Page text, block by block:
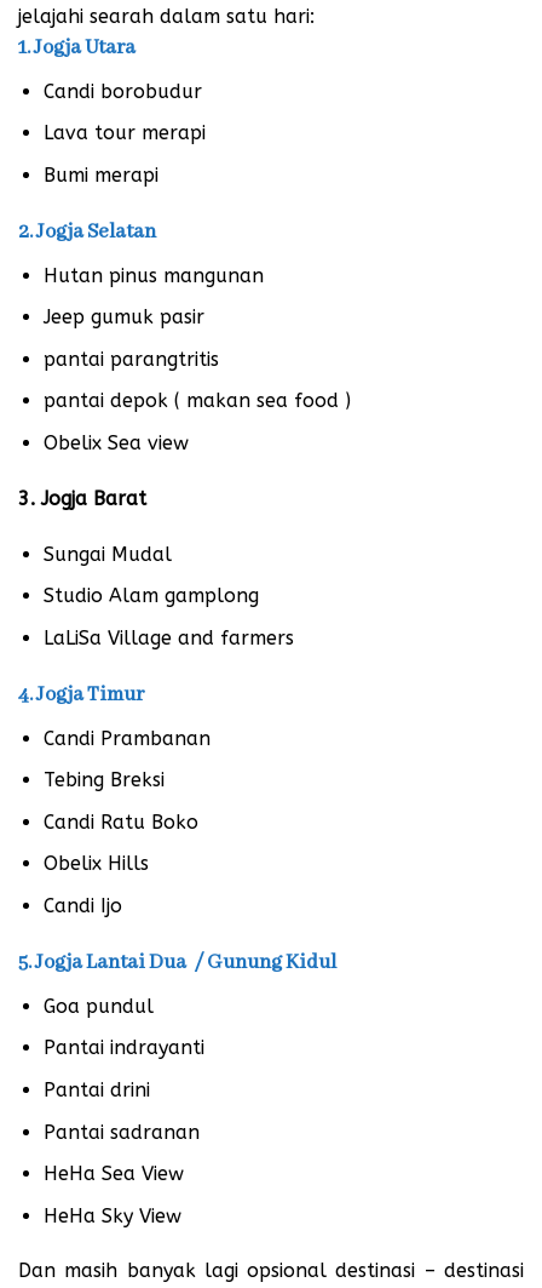
jelajahi searah dalam satu hari:
1. Jogja Utara
Candi borobudur
Lava tour merapi
Bumi merapi
2. Jogja Selatan
Hutan pinus mangunan
Jeep gumuk pasir
pantai parangtritis
pantai depok ( makan sea food )
Obelix Sea view
3. Jogja Barat
Sungai Mudal
Studio Alam gamplong
LaLiSa Village and farmers
4. Jogja Timur
Candi Prambanan
Tebing Breksi
Candi Ratu Boko
Obelix Hills
Candi Ijo
5. Jogja Lantai Dua / Gunung Kidul
Goa pundul
Pantai indrayanti
Pantai drini
Pantai sadranan
HeHa Sea View
HeHa Sky View
Dan masih banyak lagi opsional destinasi – destinasi